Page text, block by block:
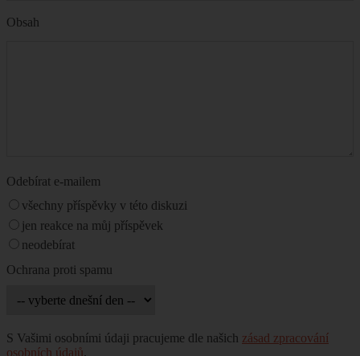
Obsah
Odebírat e-mailem
všechny příspěvky v této diskuzi
jen reakce na můj příspěvek
neodebírat
Ochrana proti spamu
S Vašimi osobními údaji pracujeme dle našich zásad zpracování
osobních údajů.